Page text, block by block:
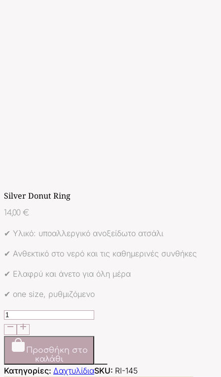
Silver Donut Ring
14,00 €
✔ Υλικό: υποαλλεργικό ανοξείδωτο ατσάλι
✔ Ανθεκτικό στο νερό και τις καθημερινές συνθήκες
✔ Ελαφρύ και άνετο για όλη μέρα
✔ one size, ρυθμιζόμενο
Silver
Donut
Ring
ποσότηταΠροσθήκη στο
καλάθι
Κατηγορίες: ΔαχτυλίδιαSKU: RI-145